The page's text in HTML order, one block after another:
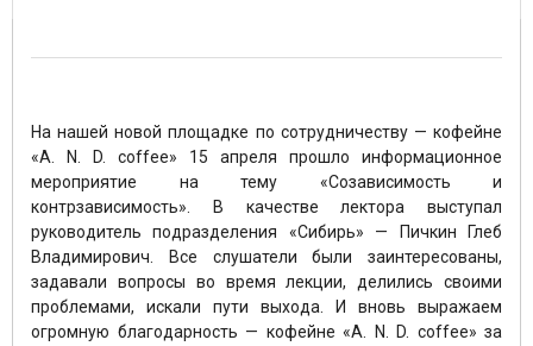
На нашей новой площадке по сотрудничеству — кофейне
«A. N. D. coffee» 15 апреля прошло информационное
мероприятие на тему «Созависимость и
контрзависимость». В качестве лектора выступал
руководитель подразделения «Сибирь» — Пичкин Глеб
Владимирович. Все слушатели были заинтересованы,
задавали вопросы во время лекции, делились своими
проблемами, искали пути выхода. И вновь выражаем
огромную благодарность — кофейне «A. N. D. coffee» за